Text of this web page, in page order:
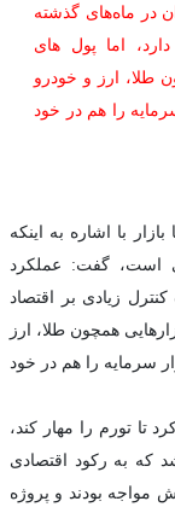
در ماه‌های گذشته
اما پول های
طلا، ارز و خودرو
را هم در خود
با اشاره به اینکه
است، گفت: عملکرد
زیادی بر اقتصاد
همچون طلا، ارز
سرمایه را هم در خود
تا تورم را مهار کند،
که به رکود اقتصادی
مواجه بودند و پروژه